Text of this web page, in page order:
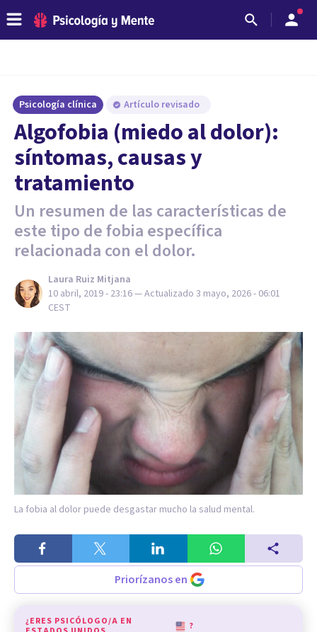
Psicología clínica Artículo revisado
Algofobia (miedo al dolor):
síntomas, causas y
tratamiento
Un resumen de las características de
este tipo de fobia específica
relacionada con el dolor.
Laura Ruiz Mitjana
10 abril, 2019 - 23:16— Actualizado 3 mayo, 2026 - 06:01
CEST
La fobia al dolor puede desgastar mucho la salud mental.
Priorízanos en
¿ERES PSICÓLOGO/A EN
?